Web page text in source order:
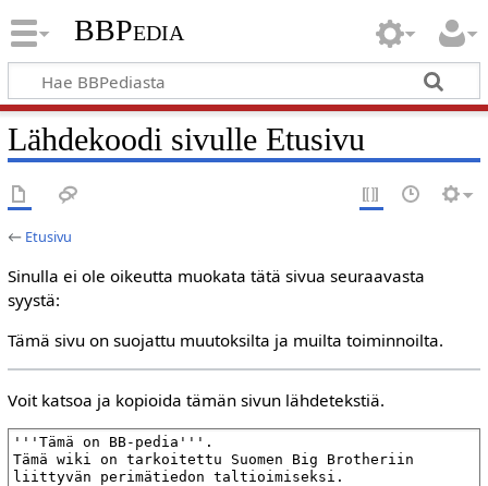
BBPedia
Lähdekoodi sivulle Etusivu
← Etusivu
Sinulla ei ole oikeutta muokata tätä sivua seuraavasta
syystä:
Tämä sivu on suojattu muutoksilta ja muilta toiminnoilta.
Voit katsoa ja kopioida tämän sivun lähdetekstiä.